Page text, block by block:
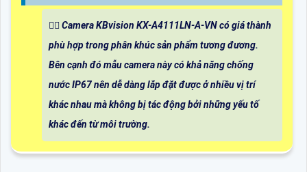
❤️‍💋‍ Camera KBvision KX-A4111LN-A-VN có giá thành
phù hợp trong phân khúc sản phẩm tương đương.
Bên cạnh đó mẫu camera này có khả năng chống
nước IP67 nên dễ dàng lắp đặt được ở nhiều vị trí
khác nhau mà không bị tác động bởi những yếu tố
khác đến từ môi trường.